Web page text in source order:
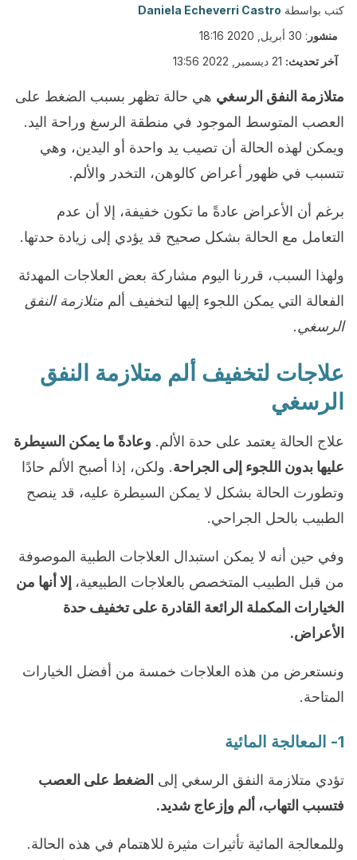
كتب بواسطة Daniela Echeverri Castro
منشور : 30 أبريل, 2020 18:16
آخر تحديث: 21 ديسمبر, 2022 13:56
متلازمة النفق الرسغي هي حالة تظهر بسبب الضغط على
العصب المتوسط الموجود في منطقة الرسغ وراحة اليد.
ويمكن لهذه الحالة أن تصيب يد واحدة أو اليدين، وهي
تتسبب في ظهور أعراض كالوهن، التخدر والألم.
برغم أن الأعراض عادةً ما تكون خفيفة، إلا أن عدم
التعامل مع الحالة بشكل صحيح قد يؤدي إلى زيادة حدتها.
ولهذا السبب، قررنا اليوم مشاركة بعض العلاجات المهدئة
الفعالة التي يمكن اللجوء إليها لتخفيف ألم متلازمة النفق
الرسغي.
علاجات لتخفيف ألم متلازمة النفق
الرسغي
علاج الحالة يعتمد على حدة الألم. وعادةً ما يمكن السيطرة
عليها بدون اللجوء إلى الجراحة. ولكن، إذا أصبح الألم حادًا
وتطورت الحالة بشكل لا يمكن السيطرة عليه، قد ينصح
الطبيب بالحل الجراحي.
وفي حين أنه لا يمكن استبدال العلاجات الطبية الموصوفة
من قبل الطبيب المتخصص بالعلاجات الطبيعية، إلا أنها من
الخيارات المكملة الرائعة القادرة على تخفيف حدة
الأعراض.
ونستعرض من هذه العلاجات خمسة من أفضل الخيارات
المتاحة.
1- المعالجة المائية
تؤدي متلازمة النفق الرسغي إلى الضغط على العصب
فتسبب التهاب، ألم وإزعاج شديد.
وللمعالجة المائية تأثيرات مثيرة للاهتمام في هذه الحالة.